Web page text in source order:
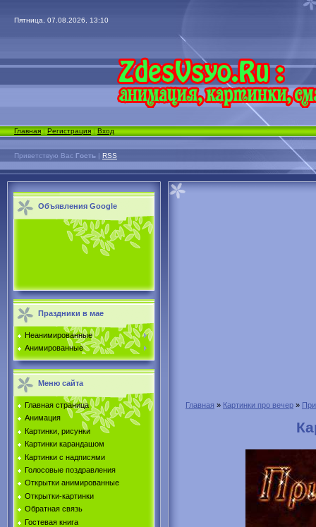
Пятница, 07.08.2026, 13:10
Главная|Регистрация|Вход
Приветствую Вас Гость | RSS
Объявления Google
Праздники в мае
Неанимированные
Анимированные
Меню сайта
Главная страница
Анимация
Картинки, рисунки
Картинки карандашом
Картинки с надписями
Голосовые поздравления
Открытки анимированные
Открытки-картинки
Обратная связь
Гостевая книга
Главная » Картинки про вечер »